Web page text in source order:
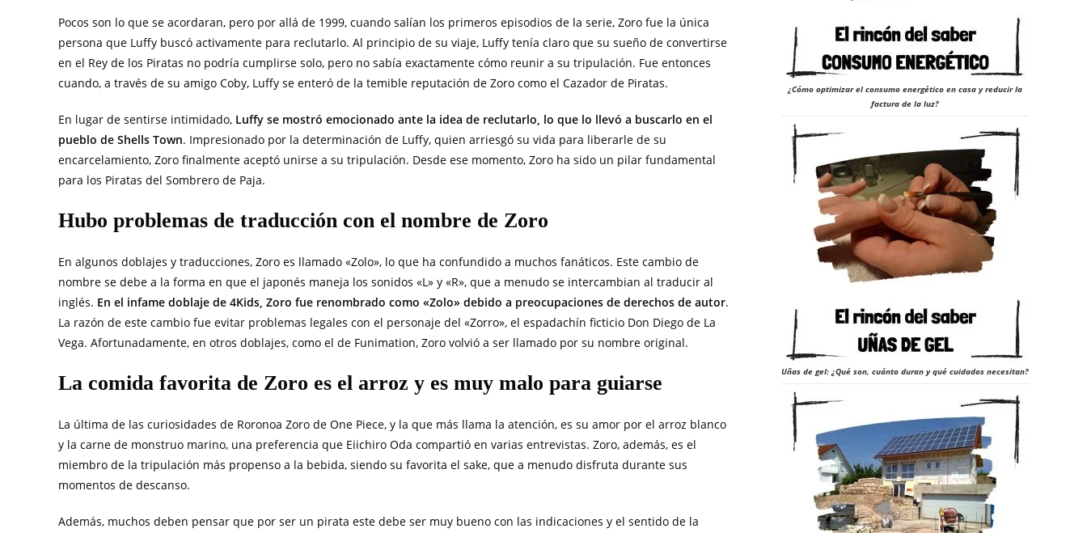
Pocos son lo que se acordaran, pero por allá de 1999, cuando salían los primeros episodios de la serie, Zoro fue la única
persona que Luffy buscó activamente para reclutarlo. Al principio de su viaje, Luffy tenía claro que su sueño de convertirse
en el Rey de los Piratas no podría cumplirse solo, pero no sabía exactamente cómo reunir a su tripulación. Fue entonces
cuando, a través de su amigo Coby, Luffy se enteró de la temible reputación de Zoro como el Cazador de Piratas.
En lugar de sentirse intimidado, Luffy se mostró emocionado ante la idea de reclutarlo, lo que lo llevó a buscarlo en el
pueblo de Shells Town. Impresionado por la determinación de Luffy, quien arriesgó su vida para liberarle de su
encarcelamiento, Zoro finalmente aceptó unirse a su tripulación. Desde ese momento, Zoro ha sido un pilar fundamental
para los Piratas del Sombrero de Paja.
Hubo problemas de traducción con el nombre de Zoro
En algunos doblajes y traducciones, Zoro es llamado «Zolo», lo que ha confundido a muchos fanáticos. Este cambio de
nombre se debe a la forma en que el japonés maneja los sonidos «L» y «R», que a menudo se intercambian al traducir al
inglés. En el infame doblaje de 4Kids, Zoro fue renombrado como «Zolo» debido a preocupaciones de derechos de autor.
La razón de este cambio fue evitar problemas legales con el personaje del «Zorro», el espadachín ficticio Don Diego de La
Vega. Afortunadamente, en otros doblajes, como el de Funimation, Zoro volvió a ser llamado por su nombre original.
La comida favorita de Zoro es el arroz y es muy malo para guiarse
La última de las curiosidades de Roronoa Zoro de One Piece, y la que más llama la atención, es su amor por el arroz blanco
y la carne de monstruo marino, una preferencia que Eiichiro Oda compartió en varias entrevistas. Zoro, además, es el
miembro de la tripulación más propenso a la bebida, siendo su favorita el sake, que a menudo disfruta durante sus
momentos de descanso.
Además, muchos deben pensar que por ser un pirata este debe ser muy bueno con las indicaciones y el sentido de la
¿Cómo optimizar el consumo energético en casa y reducir la
factura de la luz?
Uñas de gel: ¿Qué son, cuánto duran y qué cuidados necesitan?